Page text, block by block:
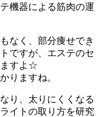
機器による筋肉の運
なく、部分痩せでき
ですが、エステのセ
ますよ☆
りますね。
り、太りにくくなる
イトの取り方を研究